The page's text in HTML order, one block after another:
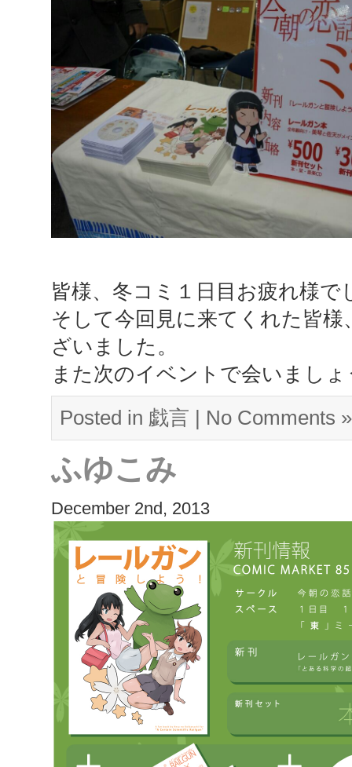
皆様、冬コミ１日目お疲れ様で
そして今回見に来てくれた皆
ざいました。
また次のイベントで会いましょ
Posted in 戯言 | No Comments »
ふゆこみ
December 2nd, 2013